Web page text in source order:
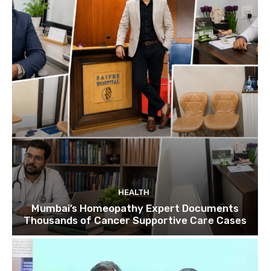
HEALTH
Mumbai’s Homeopathy Expert Documents
Thousands of Cancer Supportive Care Cases